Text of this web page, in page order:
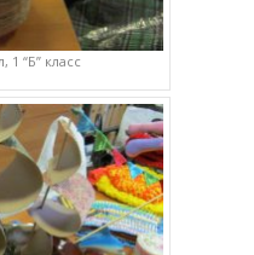
“Б” класс